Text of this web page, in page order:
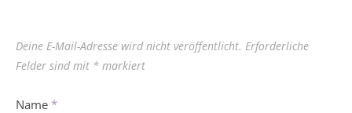
Deine E-Mail-Adresse wird nicht veröffentlicht. Erforderliche
Felder sind mit * markiert
Name *